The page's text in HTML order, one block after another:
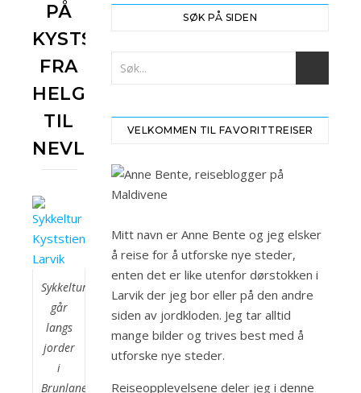
PÅ
KYSTSTIEN
FRA
HELGEROA
TIL
NEVLUNGHAVN.
Sykkelturen
går
langs
jorder
i
Brunlanes
SØK PÅ SIDEN
VELKOMMEN TIL FAVORITTREISER
Mitt navn er Anne Bente og jeg elsker
å reise for å utforske nye steder,
enten det er like utenfor dørstokken i
Larvik der jeg bor eller på den andre
siden av jordkloden. Jeg tar alltid
mange bilder og trives best med å
utforske nye steder.
Reiseopplevelsene deler jeg i denne